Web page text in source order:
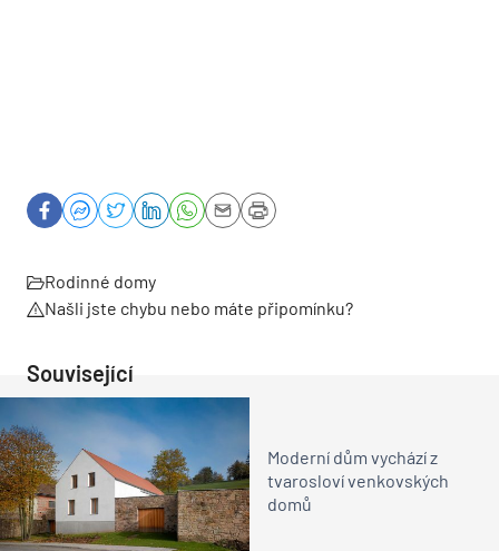
Rodinné domy
Našli jste chybu nebo máte připomínku?
Související
Moderní dům vychází z
tvarosloví venkovských
domů